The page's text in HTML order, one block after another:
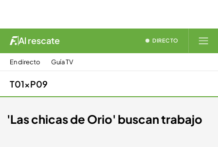
Al rescate DIRECTO
En directo Guía TV
T01xP09
'Las chicas de Orio' buscan trabajo